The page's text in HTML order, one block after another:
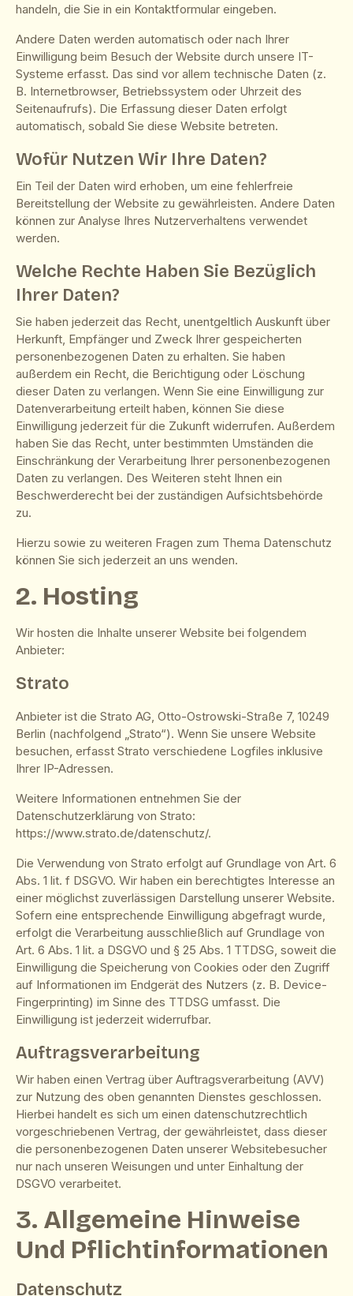
handeln, die Sie in ein Kontaktformular eingeben.
Andere Daten werden automatisch oder nach Ihrer
Einwilligung beim Besuch der Website durch unsere IT-
Systeme erfasst. Das sind vor allem technische Daten (z.
B. Internetbrowser, Betriebssystem oder Uhrzeit des
Seitenaufrufs). Die Erfassung dieser Daten erfolgt
automatisch, sobald Sie diese Website betreten.
Wofür Nutzen Wir Ihre Daten?
Ein Teil der Daten wird erhoben, um eine fehlerfreie
Bereitstellung der Website zu gewährleisten. Andere Daten
können zur Analyse Ihres Nutzerverhaltens verwendet
werden.
Welche Rechte Haben Sie Bezüglich
Ihrer Daten?
Sie haben jederzeit das Recht, unentgeltlich Auskunft über
Herkunft, Empfänger und Zweck Ihrer gespeicherten
personenbezogenen Daten zu erhalten. Sie haben
außerdem ein Recht, die Berichtigung oder Löschung
dieser Daten zu verlangen. Wenn Sie eine Einwilligung zur
Datenverarbeitung erteilt haben, können Sie diese
Einwilligung jederzeit für die Zukunft widerrufen. Außerdem
haben Sie das Recht, unter bestimmten Umständen die
Einschränkung der Verarbeitung Ihrer personenbezogenen
Daten zu verlangen. Des Weiteren steht Ihnen ein
Beschwerderecht bei der zuständigen Aufsichtsbehörde
zu.
Hierzu sowie zu weiteren Fragen zum Thema Datenschutz
können Sie sich jederzeit an uns wenden.
2. Hosting
Wir hosten die Inhalte unserer Website bei folgendem
Anbieter:
Strato
Anbieter ist die Strato AG, Otto-Ostrowski-Straße 7, 10249
Berlin (nachfolgend „Strato“). Wenn Sie unsere Website
besuchen, erfasst Strato verschiedene Logfiles inklusive
Ihrer IP-Adressen.
Weitere Informationen entnehmen Sie der
Datenschutzerklärung von Strato:
https://www.strato.de/datenschutz/.
Die Verwendung von Strato erfolgt auf Grundlage von Art. 6
Abs. 1 lit. f DSGVO. Wir haben ein berechtigtes Interesse an
einer möglichst zuverlässigen Darstellung unserer Website.
Sofern eine entsprechende Einwilligung abgefragt wurde,
erfolgt die Verarbeitung ausschließlich auf Grundlage von
Art. 6 Abs. 1 lit. a DSGVO und § 25 Abs. 1 TTDSG, soweit die
Einwilligung die Speicherung von Cookies oder den Zugriff
auf Informationen im Endgerät des Nutzers (z. B. Device-
Fingerprinting) im Sinne des TTDSG umfasst. Die
Einwilligung ist jederzeit widerrufbar.
Auftragsverarbeitung
Wir haben einen Vertrag über Auftragsverarbeitung (AVV)
zur Nutzung des oben genannten Dienstes geschlossen.
Hierbei handelt es sich um einen datenschutzrechtlich
vorgeschriebenen Vertrag, der gewährleistet, dass dieser
die personenbezogenen Daten unserer Websitebesucher
nur nach unseren Weisungen und unter Einhaltung der
DSGVO verarbeitet.
3. Allgemeine Hinweise
Und Pflicht­informationen
Datenschutz